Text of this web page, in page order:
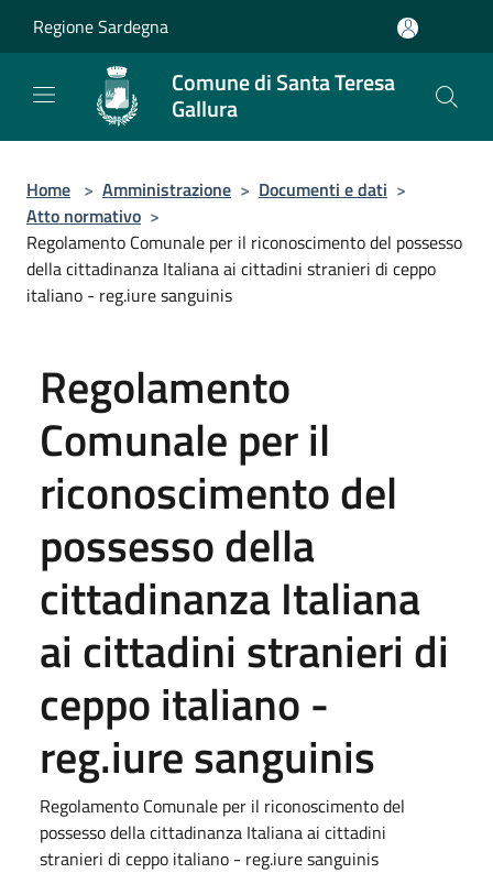
Regione Sardegna
Comune di Santa Teresa
Gallura
Home > Amministrazione > Documenti e dati >
Atto normativo >
Regolamento Comunale per il riconoscimento del possesso
della cittadinanza Italiana ai cittadini stranieri di ceppo
italiano - reg.iure sanguinis
Regolamento
Comunale per il
riconoscimento del
possesso della
cittadinanza Italiana
ai cittadini stranieri di
ceppo italiano -
reg.iure sanguinis
Regolamento Comunale per il riconoscimento del
possesso della cittadinanza Italiana ai cittadini
stranieri di ceppo italiano - reg.iure sanguinis